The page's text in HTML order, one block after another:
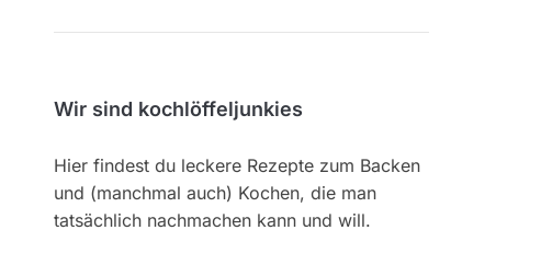
Wir sind kochlöffeljunkies
Hier findest du leckere Rezepte zum Backen
und (manchmal auch) Kochen, die man
tatsächlich nachmachen kann und will.